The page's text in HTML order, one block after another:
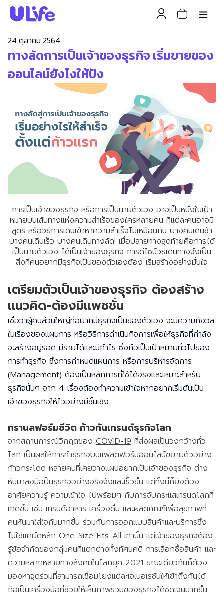
24 ตุลาคม 2564
ทางลัดการเป็นเจ้าของธุรกิจ เริ่มขายของ
ออนไลน์ยังไงให้ปัง
การเป็นเจ้าของธุรกิจ หรือการเป็นนายตัวเอง อาจเป็นหนึ่งในเป้า
หมายบนเส้นทางแห่งความสำเร็จของใครหลายคน ที่แต่ละคนอาจมี
สูตร หรือวิธีการเดินเข้าหาความสำเร็จไม่เหมือนกัน บางคนเดินช้า
บางคนเดินเร็ว บางคนเดินทางลัด! เมื่อปลายทางสุดท้ายคือการได้
เป็นนายตัวเอง ได้เป็นเจ้าของธุรกิจ การดีไซน์วิธีเดินทางจึงเป็น
สิ่งที่คนอยากมีธุรกิจเป็นของตัวเองต้อง เริ่มสร้างอย่างมั่นใจ
เตรียมตัวเป็นเจ้าของธุรกิจ ต้องสร้าง
แนวคิด-ต้องมีแพชชั่น
เชื่อว่าผู้คนส่วนใหญ่ที่อยากมีธุรกิจเป็นของตัวเอง จะมีความกังวล
ในเรื่องของแผนการ หรือวิธีการดำเนินกิจการเพื่อให้ธุรกิจที่กำลัง
จะสร้างอยู่รอด มีรายได้และมีกำไร ซึ่งถือเป็นเป้าหมายทั่วไปของ
การทำธุรกิจ ซึ่งการกำหนดแผนการ หรือการบริหารจัดการ
(Management) ต้องเป็นหลักการที่ใช้ได้จริงและเหมาะสำหรับ
ธุรกิจนั้นๆ จาก 4 เรื่องต้องทำความเข้าใจหากอยากเริ่มต้นเป็น
เจ้าของธุรกิจให้ไวอย่างมีชั้นเชิง
ทรานสฟอร์มชีวิต ก้าวทันเทรนด์ธุรกิจโลก
จากสถานการณ์วิกฤตของ COVID-19 ที่ส่งผลเป็นวงกว้างทั่ว
โลก เป็นผลให้การทำธุรกิจบนแพลตฟอร์มออนไลน์ขยายตัวอย่าง
ก้าวกระโดด หลายคนที่เคยวางแผนอยากเป็นเจ้าของธุรกิจ ต่าง
หันมาลงมือปั้นธุรกิจอย่างจริงจังและเร็วขึ้น แต่ทั้งนี้ก็ยังต้อง
อาศัยความรู้ ความเข้าใจ ไปพร้อมๆ กับการจับกระแสเทรนด์โลกที่
เกิดขึ้น เช่น เทรนด์อาหาร เครื่องดื่ม และผลิตภัณฑ์เพื่อสุขภาพที่
คนหันมาใส่ใจกันมากขึ้น ร่วมกับการออกแบบสินค้าและบริการซึ่ง
ไม่ใช่แค่ยึดหลัก One-Size-Fits-All เท่านั้น แต่เจ้าของธุรกิจต้อง
รู้ข้อจำกัดของกลุ่มคนที่แตกต่างทั้งทัศนคติ การเลือกซื้อสินค้า และ
ความหลากหลายทางสังคมในโลกยุค 2021 ขณะเดียวกันก็ต้อง
มองหาจุดร่วมที่สามารถเชื่อมโยงแต่ละเจเนอเรชันให้เข้าถึงกันได้
ถือเป็นเครื่องมือที่ช่วยให้เห็นภาพรวมของธุรกิจได้ชัดเจนมากขึ้น